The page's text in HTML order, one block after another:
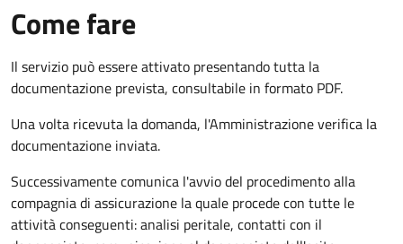
Come fare
Il servizio può essere attivato presentando tutta la
documentazione prevista, consultabile in formato PDF.
Una volta ricevuta la domanda, l'Amministrazione verifica la
documentazione inviata.
Successivamente comunica l'avvio del procedimento alla
compagnia di assicurazione la quale procede con tutte le
attività conseguenti: analisi peritale, contatti con il